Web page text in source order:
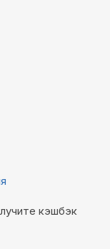
кэшбэк